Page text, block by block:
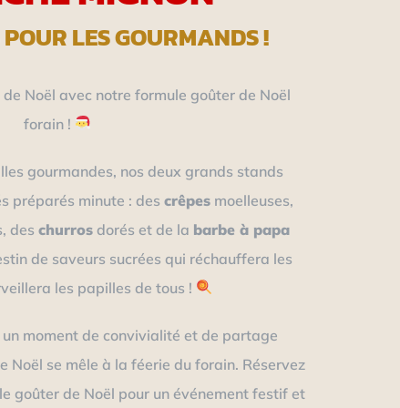
LES GOURMANDS !
Noël avec notre formule goûter de Noël
forain !
gourmandes, nos deux grands stands
préparés minute : des crêpesmoelleuses,
deschurros dorés et de la barbe à papa
de saveurs sucrées qui réchauffera les
les papilles de tous !
moment de convivialité et de partage
Noël se mêle à la féerie du forain. Réservez
goûter de Noël pour un événement festif et